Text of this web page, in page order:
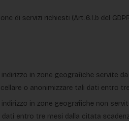
di servizi richiesti (Art.6.1.b del
in zone geografiche servite da
o anonimizzare tali dati entro
in zone geografiche non
dati entro tre mesi dalla citata